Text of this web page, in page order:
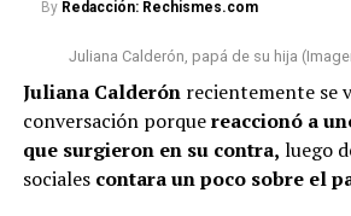
By Redacción: Rechismes.com
Juliana Calderón, papá de su hija
Juliana Calderónrecientemente se
conversación porquereaccionó a
que surgieron en su contra, luego
sociales contara un poco sobre el